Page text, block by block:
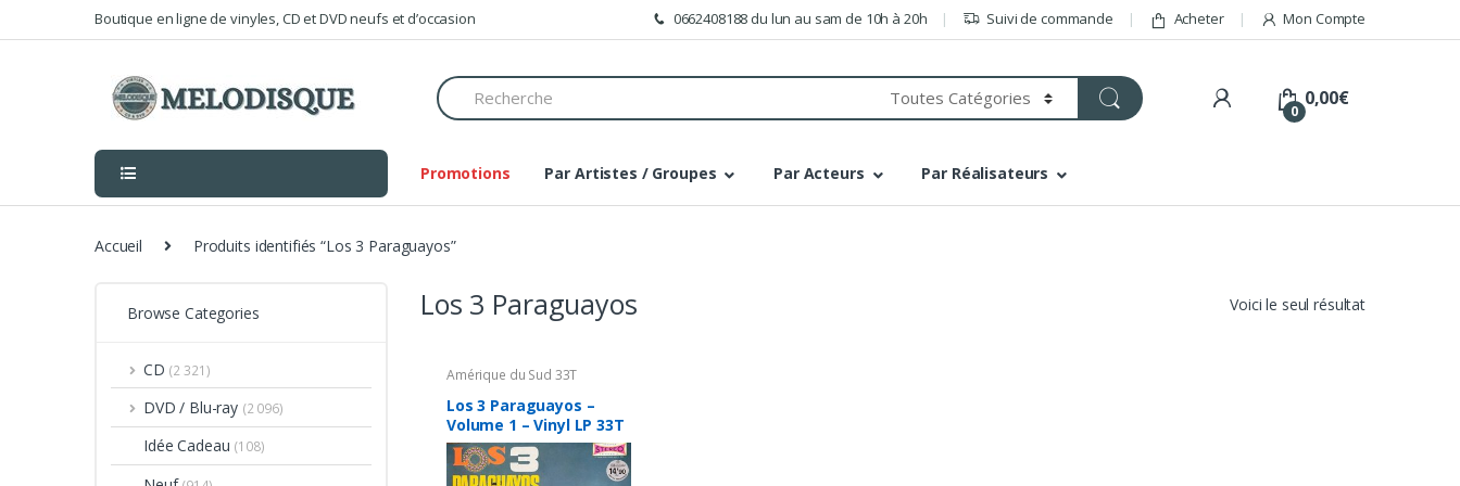
to
to
Boutique en ligne de vinyles, CD et DVD neufs et d’occasion 0662408188 du lun au sam de 10h à 20h Suivi de commande Acheter Mon Compte
Search
for:
0
0,00€
Promotions Par Artistes / Groupes Par Acteurs Par Réalisateurs
Accueil Produits identifiés “Los 3 Paraguayos”
Los 3 Paraguayos Voici le seul résultat
Amérique du Sud 33T
Los 3 Paraguayos –
Volume 1 – Vinyl LP 33T
Browse Categories
CD (2 321)
DVD / Blu-ray (2 096)
Idée Cadeau (108)